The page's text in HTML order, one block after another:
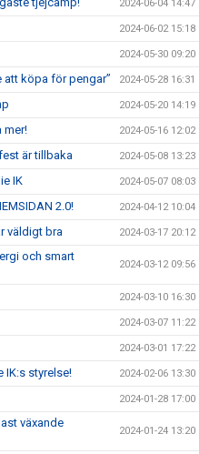
2024-06-04 14:47
2024-06-02 15:18
2024-05-30 09:20
att köpa för pengar” 2024-05-28 16:31
2024-05-20 14:19
mer! 2024-05-16 12:02
är tillbaka 2024-05-08 13:23
IK 2024-05-07 08:03
2.0! 2024-04-12 10:04
väldigt bra 2024-03-17 20:12
och smart
2024-03-12 09:56
2024-03-10 16:30
2024-03-07 11:22
2024-03-01 17:22
IK:s styrelse! 2024-02-06 13:30
2024-01-28 17:00
växande
2024-01-24 13:20